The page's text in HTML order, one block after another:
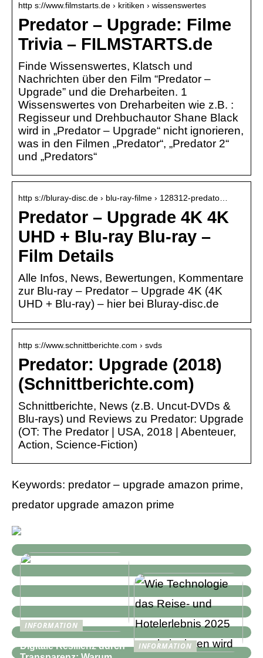
http s://www.filmstarts.de › kritiken › wissenswertes
Predator – Upgrade: Filme
Trivia – FILMSTARTS.de
Finde Wissenswertes, Klatsch und
Nachrichten über den Film “Predator –
Upgrade” und die Dreharbeiten. 1
Wissenswertes von Dreharbeiten wie z.B. :
Regisseur und Drehbuchautor Shane Black
wird in „Predator – Upgrade“ nicht ignorieren,
was in den Filmen „Predator“, „Predator 2“
und „Predators“
http s://bluray-disc.de › blu-ray-filme › 128312-predato…
Predator – Upgrade 4K 4K
UHD + Blu-ray Blu-ray –
Film Details
Alle Infos, News, Bewertungen, Kommentare
zur Blu-ray – Predator – Upgrade 4K (4K
UHD + Blu-ray) – hier bei Bluray-disc.de
http s://www.schnittberichte.com › svds
Predator: Upgrade (2018)
(Schnittberichte.com)
Schnittberichte, News (z.B. Uncut-DVDs &
Blu-rays) und Reviews zu Predator: Upgrade
(OT: The Predator | USA, 2018 | Abenteuer,
Action, Science-Fiction)
Keywords: predator – upgrade amazon prime,
predator upgrade amazon prime
INFORMATION
Digitale Resilienz durch
INFORMATION